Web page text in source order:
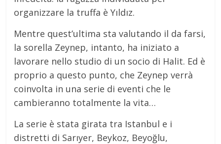
organizzare la truffa è Yıldız.
Mentre quest’ultima sta valutando il da farsi,
la sorella Zeynep, intanto, ha iniziato a
lavorare nello studio di un socio di Halit. Ed è
proprio a questo punto, che Zeynep verrà
coinvolta in una serie di eventi che le
cambieranno totalmente la vita…
La serie è stata girata tra Istanbul e i
distretti di Sarıyer, Beykoz, Beyoğlu,